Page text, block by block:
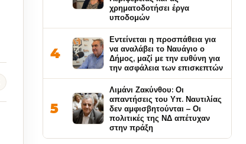
χρηματοδοτήσει έργα
υποδομών
4
Εντείνεται η προσπάθεια για
να αναλάβει το Ναυάγιο ο
Δήμος, μαζί με την ευθύνη για
την ασφάλεια των επισκεπτών
5
Λιμάνι Ζακύνθου: Οι
απαντήσεις του Υπ. Ναυτιλίας
δεν αμφισβητούνται – Οι
πολιτικές της ΝΔ απέτυχαν
στην πράξη